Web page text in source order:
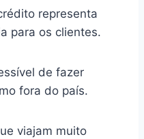
representa
para os clientes.
de fazer
fora do país.
viajam muito